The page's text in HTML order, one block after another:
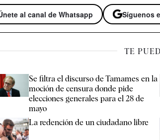
al canal de Whatsapp Síguenos
TE
Se filtra el discurso de Tamames en la
moción de censura donde pide
elecciones generales para el 28 de
mayo
La redención de un ciudadano libre